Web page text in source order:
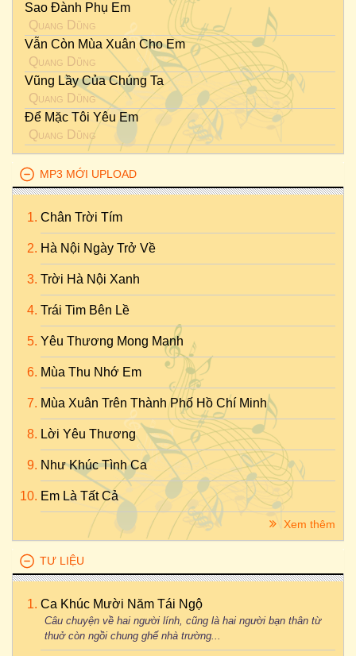
Sao Đành Phụ Em
Quang Dũng
Vẫn Còn Mùa Xuân Cho Em
Quang Dũng
Vũng Lầy Của Chúng Ta
Quang Dũng
Để Mặc Tôi Yêu Em
Quang Dũng
MP3 MỚI UPLOAD
Chân Trời Tím
Hà Nội Ngày Trở Về
Trời Hà Nội Xanh
Trái Tim Bên Lề
Yêu Thương Mong Manh
Mùa Thu Nhớ Em
Mùa Xuân Trên Thành Phố Hồ Chí Minh
Lời Yêu Thương
Như Khúc Tình Ca
Em Là Tất Cả
Xem thêm
TƯ LIỆU
Ca Khúc Mười Năm Tái Ngộ
Câu chuyện về hai người lính, cũng là hai người bạn thân từ
thuở còn ngồi chung ghế nhà trường...